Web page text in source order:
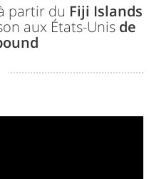
partir du Fiji Islands
aux États-Unis de